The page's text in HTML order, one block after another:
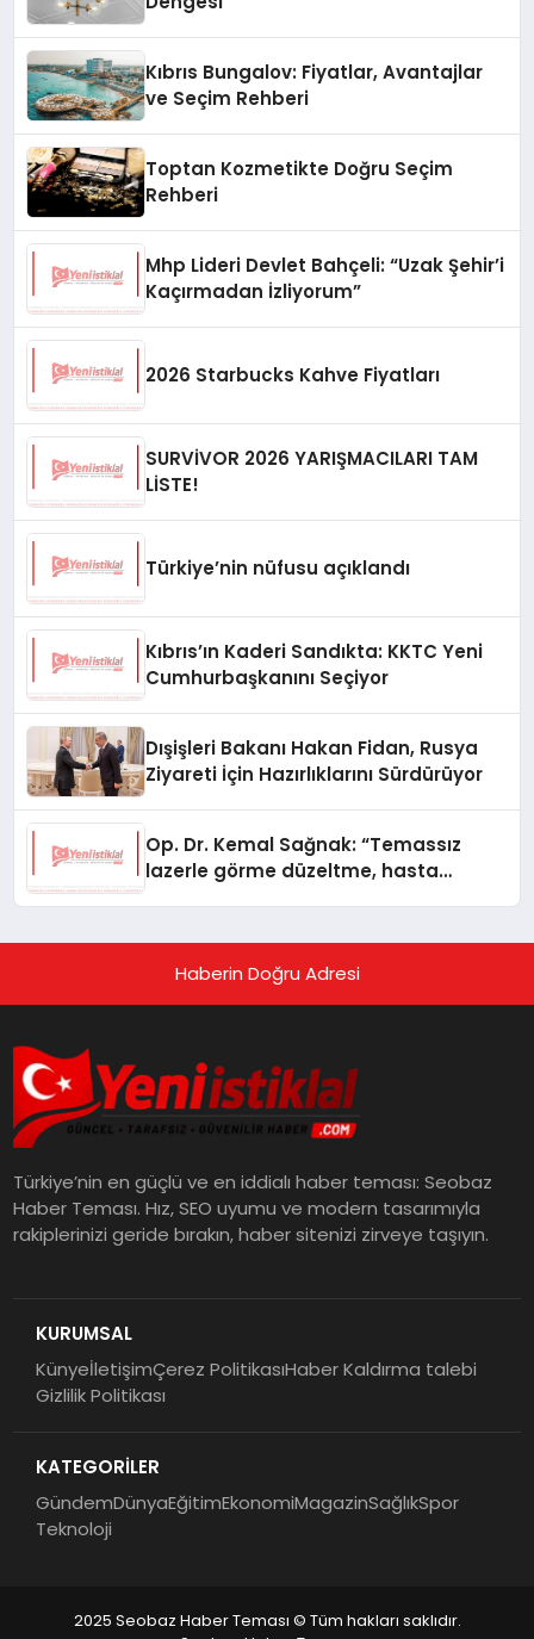
Kıbrıs Bungalov: Fiyatlar, Avantajlar
ve Seçim Rehberi
Toptan Kozmetikte Doğru Seçim
Rehberi
Mhp Lideri Devlet Bahçeli: “Uzak Şehir’i
Kaçırmadan İzliyorum”
2026 Starbucks Kahve Fiyatları
SURVİVOR 2026 YARIŞMACILARI TAM
LİSTE!
Türkiye’nin nüfusu açıklandı
Kıbrıs’ın Kaderi Sandıkta: KKTC Yeni
Cumhurbaşkanını Seçiyor
Dışişleri Bakanı Hakan Fidan, Rusya
Ziyareti İçin Hazırlıklarını Sürdürüyor
Op. Dr. Kemal Sağnak: “Temassız
lazerle görme düzeltme, hasta
Haberin Doğru Adresi
Türkiye’nin en güçlü ve en iddialı haber teması: Seobaz
Haber Teması. Hız, SEO uyumu ve modern tasarımıyla
rakiplerinizi geride bırakın, haber sitenizi zirveye taşıyın.
KURUMSAL
KünyeİletişimÇerez PolitikasıHaber Kaldırma talebi
Gizlilik Politikası
KATEGORİLER
GündemDünyaEğitimEkonomiMagazinSağlıkSpor
Teknoloji
2025 Seobaz Haber Teması © Tüm hakları saklıdır.